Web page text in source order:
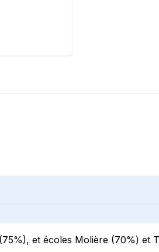
et écoles Molière (70%) et